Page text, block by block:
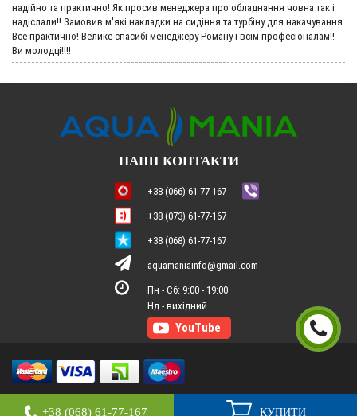
+38 (068) 61-77-167 КУПИТИ
надійно та практично! Як просив менеджера про обладнання човна так і
надіслали!! Замовив м'які накладки на сидіння та турбіну для накачування.
Все практично! Велике спасибі менеджеру Роману і всім професіоналам!!
Ви молодці!!!!
НАШІ КОНТАКТИ
+38 (066) 61-77-167
+38 (073) 61-77-167
+38 (068) 61-77-167
aquamaniainfo@gmail.com
Пн - Сб: 9:00 - 19:00
2026 Інтернет магазин "Aqua mania"